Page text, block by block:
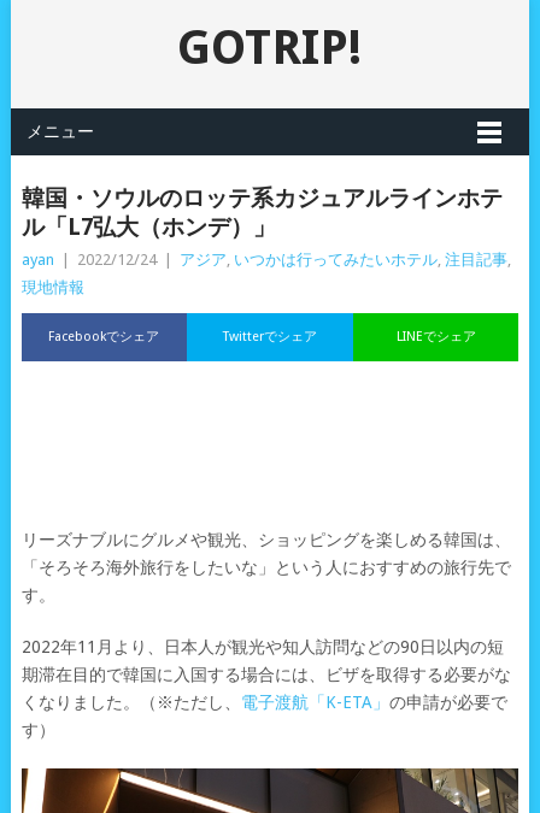
GOTRIP!
メニュー
韓国・ソウルのロッテ系カジュアルラインホテ
ル「L7弘大（ホンデ）」
ayan 2022/12/24 アジア, いつかは行ってみたいホテル, 注目記事,
現地情報
Facebookでシェア LINEでシェア
Twitterでシェア
リーズナブルにグルメや観光、ショッピングを楽しめる韓国は、
「そろそろ海外旅行をしたいな」という人におすすめの旅行先で
す。
2022年11月より、日本人が観光や知人訪問などの90日以内の短
期滞在目的で韓国に入国する場合には、ビザを取得する必要がな
くなりました。（※ただし、 電子渡航「K-ETA」 の申請が必要で
す）